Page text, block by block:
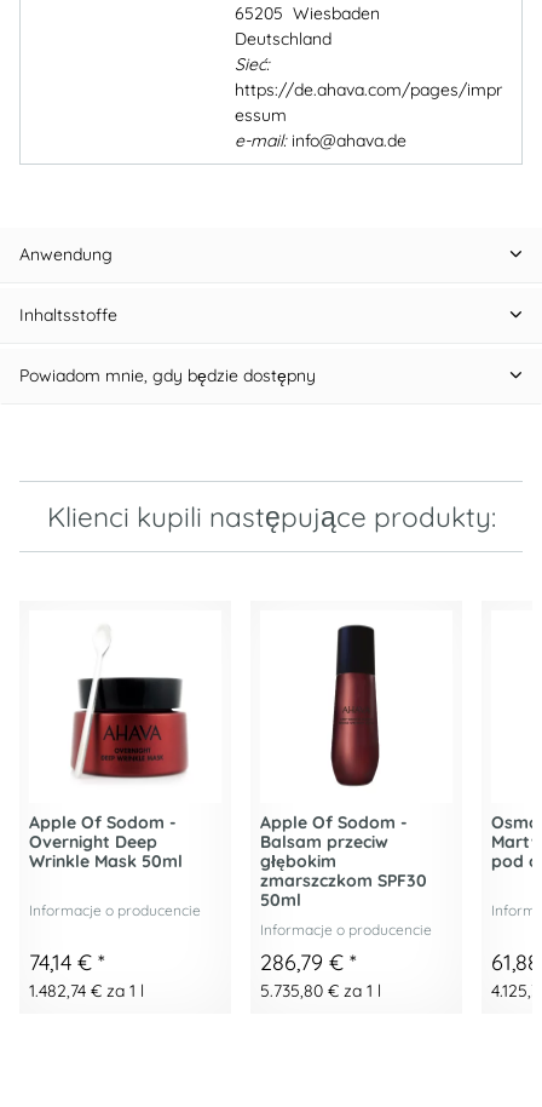
65205 Wiesbaden
Deutschland
Sieć:
https://de.ahava.com/pages/impr
essum
e-mail:info@ahava.de
Anwendung
Inhaltsstoffe
Powiadom mnie, gdy będzie dostępny
Klienci kupili następujące produkty:
Apple Of Sodom -
Overnight Deep
Wrinkle Mask 50ml
Informacje o producencie
74,14 € *
1.482,74 € za 1 l
Apple Of Sodom -
Balsam przeciw
głębokim
zmarszczkom SPF30
50ml
Informacje o producencie
286,79 € *
5.735,80 € za 1 l
pod